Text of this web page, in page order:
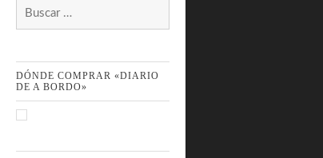
Buscar:
DÓNDE COMPRAR «DIARIO
DE A BORDO»